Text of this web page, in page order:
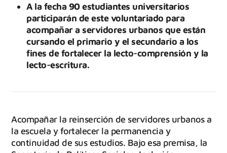
A la fecha 90 estudiantes universitarios
participarán de este voluntariado para
acompañar a servidores urbanos que están
cursando el primario y el secundario a los
fines de fortalecer la lecto-comprensión y la
lecto-escritura.
Acompañar la reinserción de servidores urbanos a
la escuela y fortalecer la permanencia y
continuidad de sus estudios. Bajo esa premisa, la